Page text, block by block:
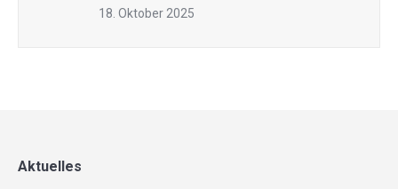
18. Oktober 2025
Aktuelles